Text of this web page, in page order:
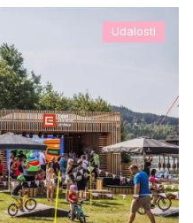
Udalosti